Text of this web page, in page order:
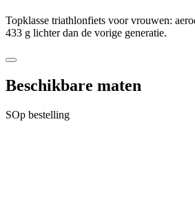
Topklasse triathlonfiets voor vrouwen:
433 g lichter dan de vorige generatie.
Beschikbare maten
SOp bestelling